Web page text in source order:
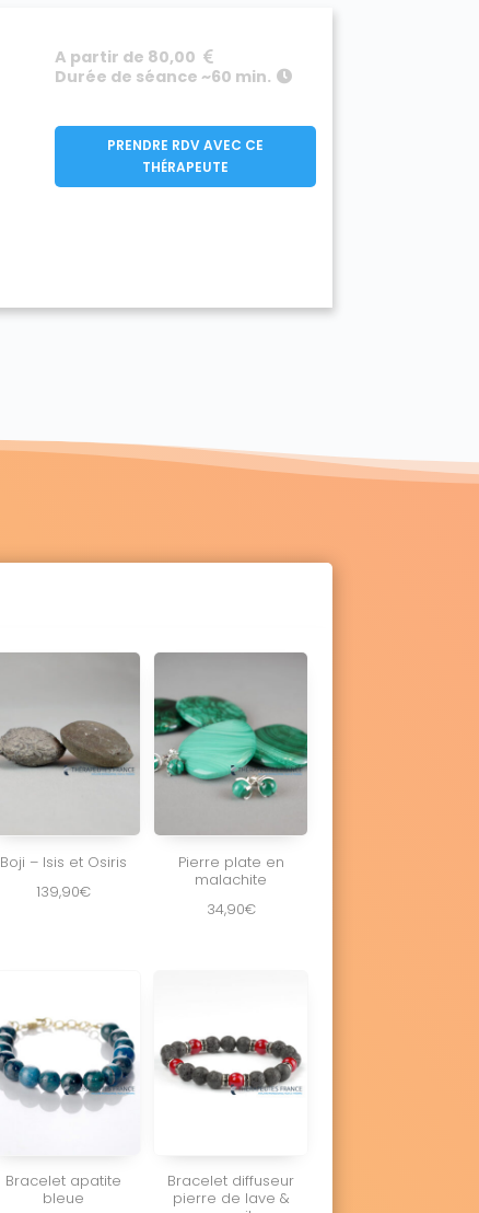
A partir de 80,00
Durée de séance ~60 min.
PRENDRE RDV AVEC CE
THÉRAPEUTE
Boji – Isis et Osiris
139,90€
Pierre plate en
malachite
34,90€
Bracelet apatite
bleue
Bracelet diffuseur
pierre de lave &